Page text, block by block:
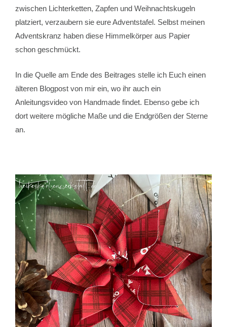
zwischen Lichterketten, Zapfen und Weihnachtskugeln
platziert, verzaubern sie eure Adventstafel. Selbst meinen
Adventskranz haben diese Himmelkörper aus Papier
schon geschmückt.
In die Quelle am Ende des Beitrages stelle ich Euch einen
älteren Blogpost von mir ein, wo ihr auch ein
Anleitungsvideo von Handmade findet. Ebenso gebe ich
dort weitere mögliche Maße und die Endgrößen der Sterne
an.